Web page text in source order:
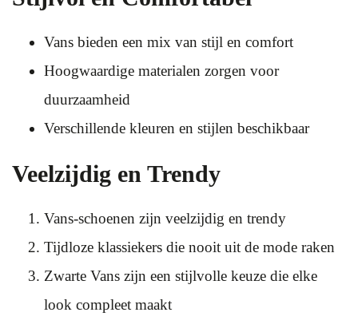
Vans bieden een mix van stijl en comfort
Hoogwaardige materialen zorgen voor
duurzaamheid
Verschillende kleuren en stijlen beschikbaar
Veelzijdig en Trendy
Vans-schoenen zijn veelzijdig en trendy
Tijdloze klassiekers die nooit uit de mode raken
Zwarte Vans zijn een stijlvolle keuze die elke
look compleet maakt